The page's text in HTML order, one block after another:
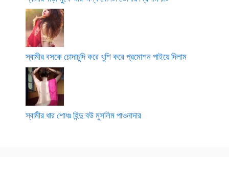
স্বামীর বসকে চোদাচুদি করে খুশি করে প্রমোশন পাইয়ে দিলাম
স্বামীর ধার শোধঃ হিন্দু বউ মুসলিম পাওনাদার